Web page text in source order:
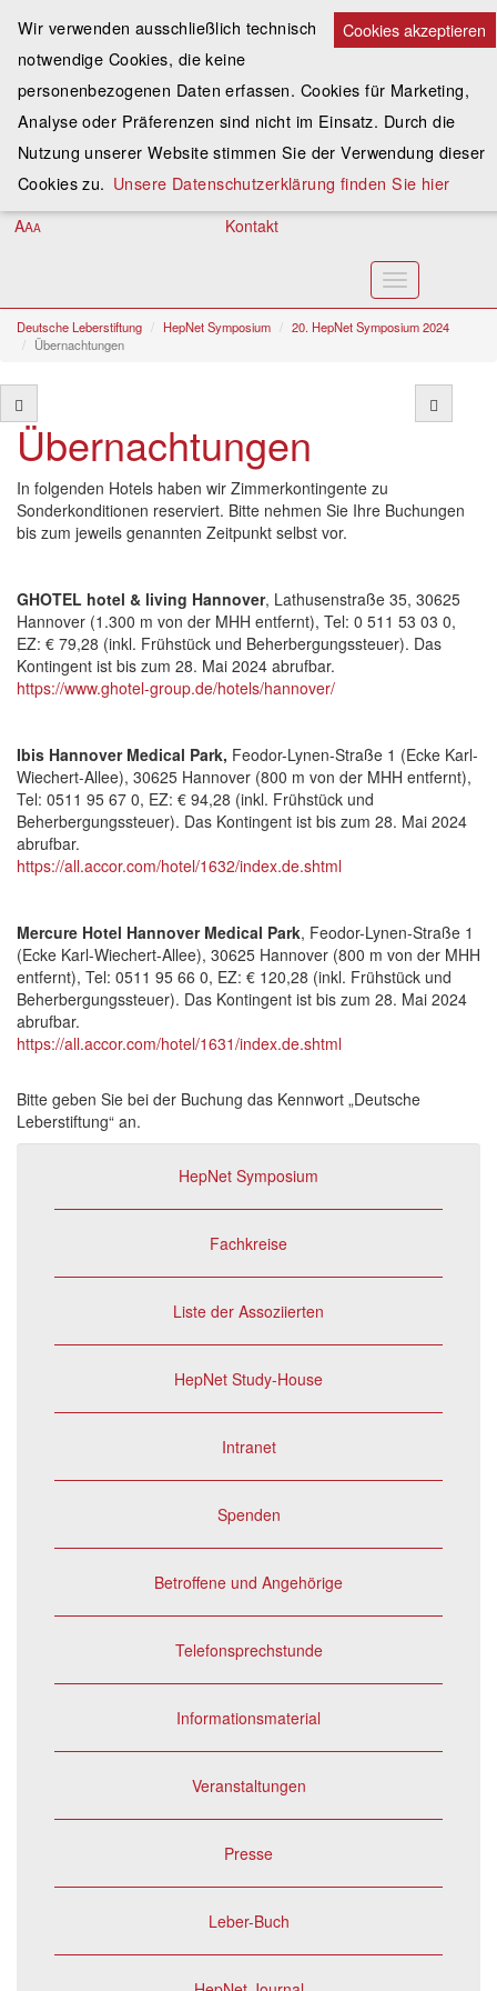
Spenden
Assoziieren
Anmelden
AAA Kontakt
Toggle
navigation
Deutsche Leberstiftung HepNet Symposium
20. HepNet Symposium 2024
Übernachtungen
Übernachtungen
In folgenden Hotels haben wir Zimmerkontingente zu
Sonderkonditionen reserviert. Bitte nehmen Sie Ihre Buchungen
bis zum jeweils genannten Zeitpunkt selbst vor.
GHOTEL hotel & living Hannover, Lathusenstraße 35, 30625
Hannover (1.300 m von der MHH entfernt), Tel: 0 511 53 03 0,
EZ: € 79,28 (inkl. Frühstück und Beherbergungssteuer). Das
Kontingent ist bis zum 28. Mai 2024 abrufbar.
https://www.ghotel-group.de/hotels/hannover/
Ibis Hannover Medical Park, Feodor-Lynen-Straße 1 (Ecke Karl-
Wiechert-Allee), 30625 Hannover (800 m von der MHH entfernt),
Tel: 0511 95 67 0, EZ: € 94,28 (inkl. Frühstück und
Beherbergungssteuer). Das Kontingent ist bis zum 28. Mai 2024
abrufbar.
https://all.accor.com/hotel/1632/index.de.shtml
Mercure Hotel Hannover Medical Park, Feodor-Lynen-Straße 1
(Ecke Karl-Wiechert-Allee), 30625 Hannover (800 m von der MHH
entfernt), Tel: 0511 95 66 0, EZ: € 120,28 (inkl. Frühstück und
Beherbergungssteuer). Das Kontingent ist bis zum 28. Mai 2024
abrufbar.
https://all.accor.com/hotel/1631/index.de.shtml
Bitte geben Sie bei der Buchung das Kennwort „Deutsche
Leberstiftung“ an.
HepNet Symposium
Fachkreise
Liste der Assoziierten
HepNet Study-House
Intranet
Spenden
Betroffene und Angehörige
Telefonsprechstunde
Informationsmaterial
Veranstaltungen
Presse
Leber-Buch
Cookies akzeptieren
Wir verwenden ausschließlich technisch
notwendige Cookies, die keine
personenbezogenen Daten erfassen. Cookies für Marketing,
Analyse oder Präferenzen sind nicht im Einsatz. Durch die
Nutzung unserer Website stimmen Sie der Verwendung dieser
Cookies zu. Unsere Datenschutzerklärung finden Sie hier